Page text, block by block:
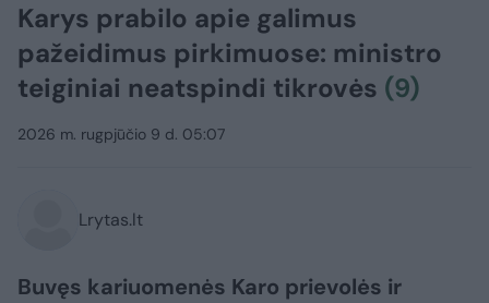
Karys prabilo apie galimus
pažeidimus pirkimuose: ministro
teiginiai neatspindi tikrovės (9)
2026 m. rugpjūčio 9 d. 05:07
Lrytas.lt
Buvęs kariuomenės Karo prievolės ir